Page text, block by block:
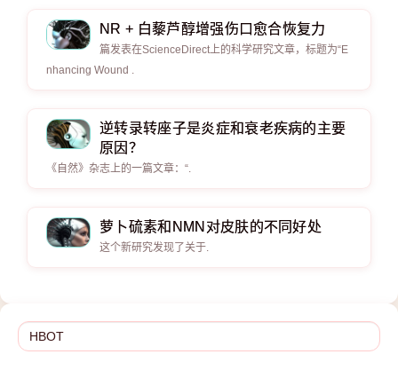
NR + 白藜芦醇增强伤口愈合恢复力
篇发表在ScienceDirect上的科学研究文章，标题为“E
nhancing Wound .
逆转录转座子是炎症和衰老疾病的主要
原因？
《自然》杂志上的一篇文章：“.
萝卜硫素和NMN对皮肤的不同好处
这个新研究发现了关于.